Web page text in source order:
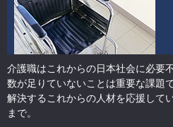
介護職はこれからの日本社会に必要
数が足りていないことは重要な課題
解決するこれからの人材を応援して
まで。